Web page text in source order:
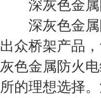
如何判断喷塑桥架的质量好
深灰色金属
深灰色金属
出众桥架产品
灰色金属防火
所的理想选择